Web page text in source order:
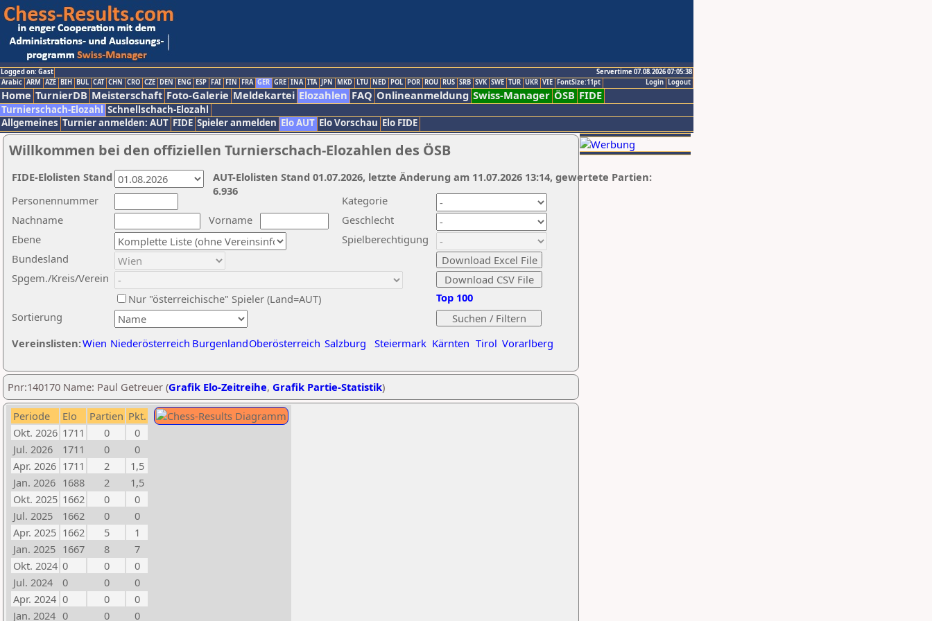
Logged on: Gast
Servertime 07.08.2026 07:05:38
Logout
Login
Arabic ARM AZE BIH BUL CAT CHN CRO CZE DEN ENG ESP FAI FIN FRA GER GRE INA ITA JPN MKD LTU NED POL POR ROU RUS SRB SVK SWE TUR UKR VIE FontSize:11pt
Home TurnierDB Meisterschaft Foto-Galerie Meldekartei Elozahlen FAQ Onlineanmeldung Swiss-Manager ÖSB FIDE
Turnierschach-Elozahl Schnellschach-Elozahl
Allgemeines Turnier anmelden: AUT FIDE Spieler anmelden Elo AUT Elo Vorschau Elo FIDE
Willkommen bei den offiziellen Turnierschach-Elozahlen des ÖSB
Nachname
Vorname
Ebene
Kategorie
Sortierung
Personennummer
Bundesland
Spgem./Kreis/Verein
Geschlecht
Nur "österreichische" Spieler (Land=AUT)
Spielberechtigung
Vereinslisten:Wien Niederösterreich BurgenlandOberösterreich Salzburg Steiermark Kärnten Tirol Vorarlberg
Top 100
AUT-Elolisten Stand 01.07.2026, letzte Änderung am 11.07.2026 13:14, gewertete Partien:
6.936
FIDE-Elolisten Stand
Pnr:140170 Name: Paul Getreuer (Grafik Elo-Zeitreihe, Grafik Partie-Statistik)
Periode Elo Partien Pkt.
Okt. 2026 1711 0
0
Jul. 2026
1711 0
0
Apr. 2026 1711 2
1,5
Jan. 2026 1688 2
1,5
Okt. 2025 1662 0
0
Jul. 2025
1662 0
0
Apr. 2025 1662 5
1
Jan. 2025 1667 8
7
Okt. 2024 0 0
0
Jul. 2024
0 0
0
Apr. 2024 0 0
0
Jan. 2024 0 0 0